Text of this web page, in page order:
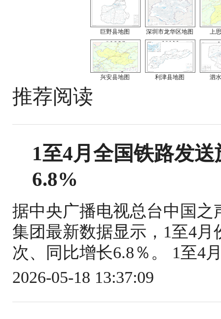
巨野县地图 深圳市龙华区地图 上
兴安县地图 利津县地图 泗
推荐阅读
1至4月全国铁路发
6.8%
据中央广播电视总台中国
集团最新数据显示，1至4月
次、同比增长6.8％。 1至4
2026-05-18 13:37:09